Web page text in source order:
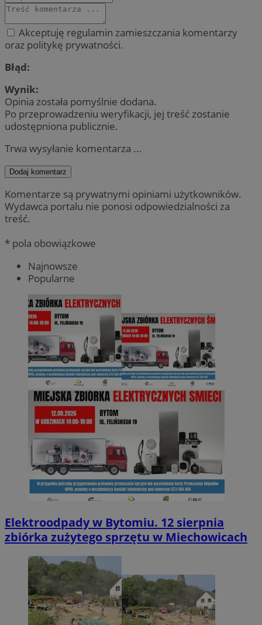
Akceptuję regulamin zamieszczania komentarzy
oraz politykę prywatności.
Błąd:
Wynik:
Opinia została pomyślnie dodana.
Po przeprowadzeniu weryfikacji, jej treść zostanie
udostępniona publicznie.
Trwa wysyłanie komentarza ...
Dodaj komentarz
Komentarze są prywatnymi opiniami użytkowników.
Wydawca portalu nie ponosi odpowiedzialności za
treść.
* pola obowiązkowe
Najnowsze
Popularne
Elektroodpady w Bytomiu. 12 sierpnia
zbiórka zużytego sprzętu w Miechowicach